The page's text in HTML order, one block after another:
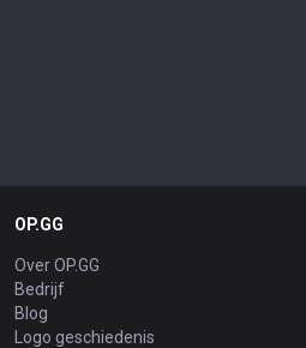
OP.GG
Over OP.GG
Bedrijf
Blog
Logo geschiedenis